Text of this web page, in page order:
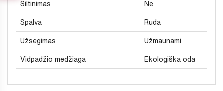
Šiltinimas Ne
Spalva Ruda
Užsegimas Užmaunami
Vidpadžio medžiaga Ekologiška oda